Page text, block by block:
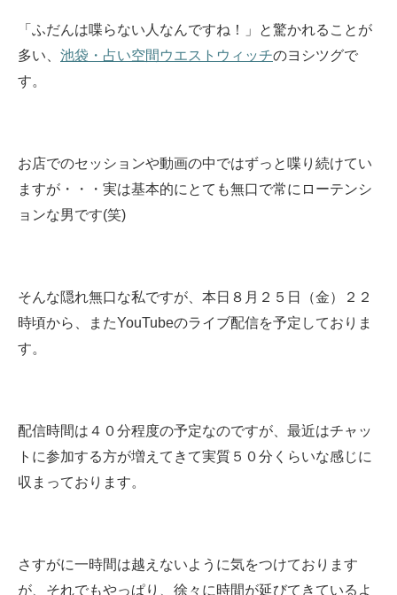
「ふだんは喋らない人なんですね！」と驚かれることが
多い、 池袋・占い空間ウエストウィッチのヨシツグで
す。
お店でのセッションや動画の中ではずっと喋り続けてい
ますが・・・実は基本的にとても無口で常にローテンシ
ョンな男です(笑)
そんな隠れ無口な私ですが、本日８月２５日（金）２２
時頃から、またYouTubeのライブ配信を予定しておりま
す。
配信時間は４０分程度の予定なのですが、最近はチャッ
トに参加する方が増えてきて実質５０分くらいな感じに
収まっております。
さすがに一時間は越えないように気をつけております
が、それでもやっぱり、徐々に時間が延びてきているよ